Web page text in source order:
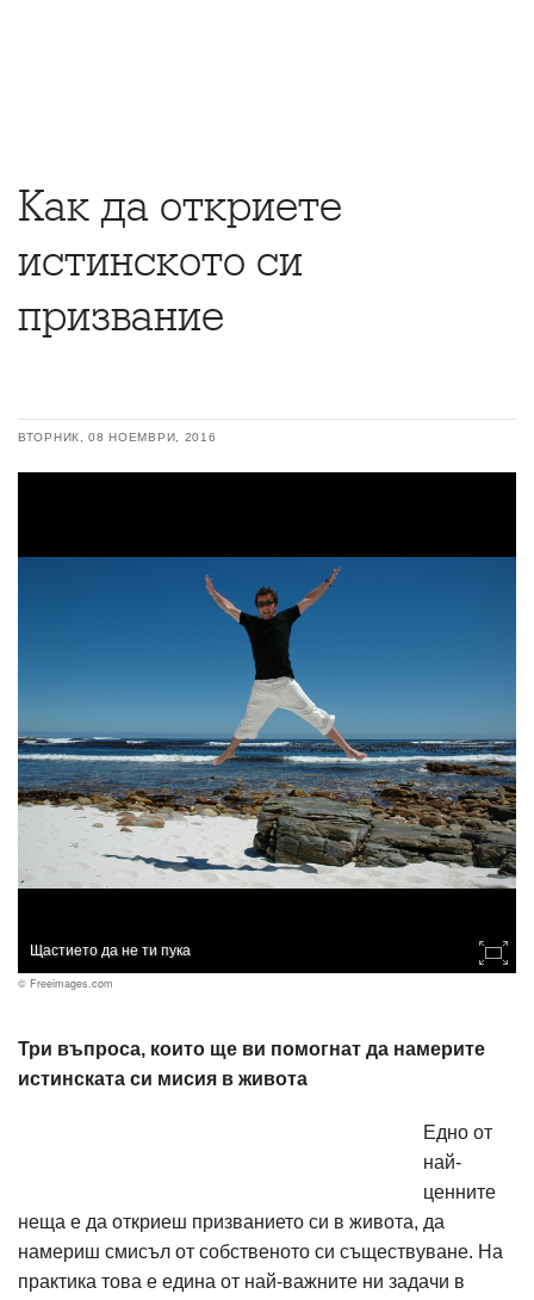
Как да откриете
истинското си
призвание
ВТОРНИК, 08 НОЕМВРИ, 2016
Щастието да не ти пука
© Freeimages.com
Три въпроса, които ще ви помогнат да намерите
истинската си мисия в живота
Едно от
най-
ценните
неща е да откриеш призванието си в живота, да
намериш смисъл от собственото си съществуване. На
практика това е едина от най-важните ни задачи в